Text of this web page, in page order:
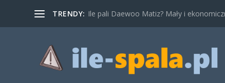
TRENDY: Ile pali Daewoo Matiz? Mały i